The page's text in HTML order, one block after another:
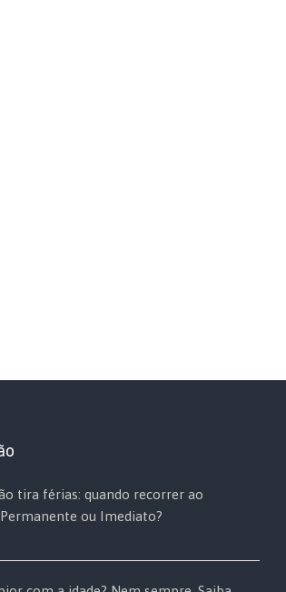
tira férias: quando recorrer ao
ou Imediato?